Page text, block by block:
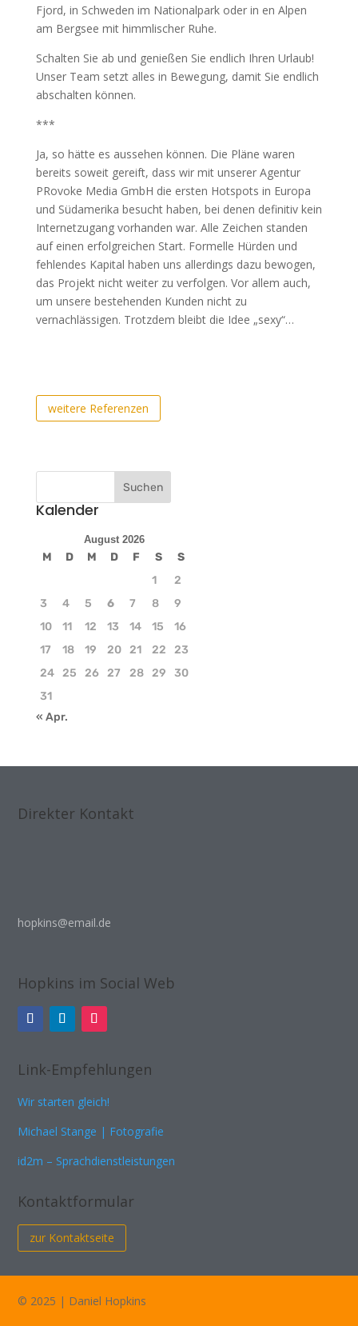
Fjord, in Schweden im Nationalpark oder in en Alpen
am Bergsee mit himmlischer Ruhe.
Schalten Sie ab und genießen Sie endlich Ihren Urlaub!
Unser Team setzt alles in Bewegung, damit Sie endlich
abschalten können.
***
Ja, so hätte es aussehen können. Die Pläne waren
bereits soweit gereift, dass wir mit unserer Agentur
PRovoke Media GmbH die ersten Hotspots in Europa
und Südamerika besucht haben, bei denen definitiv kein
Internetzugang vorhanden war. Alle Zeichen standen
auf einen erfolgreichen Start. Formelle Hürden und
fehlendes Kapital haben uns allerdings dazu bewogen,
das Projekt nicht weiter zu verfolgen. Vor allem auch,
um unsere bestehenden Kunden nicht zu
vernachlässigen. Trotzdem bleibt die Idee „sexy“…
weitere Referenzen
Kalender
August 2026
M D M D F S
S
1
2
3
4 5 6 7 8
9
10
11 12 13 14 15
16
17
18 19 20 21 22
23
24
25 26 27 28 29
30
31
« Apr.
Direkter Kontakt
hopkins@email.de
Hopkins im Social Web
Link-Empfehlungen
Wir starten gleich!
Michael Stange | Fotografie
id2m – Sprachdienstleistungen
Kontaktformular
zur Kontaktseite
© 2025 | Daniel Hopkins